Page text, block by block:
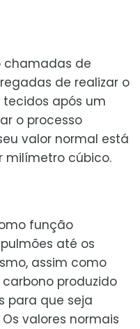
chamadas de
de realizar o
após um
o processo
valor normal está
milímetro cúbico.
função
até os
assim como
produzido
para que seja
Os valores normais